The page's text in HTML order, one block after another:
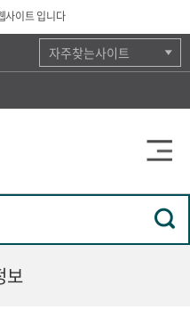
사이트 입니다
자주찾는사이트
보